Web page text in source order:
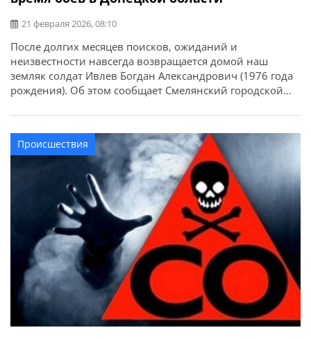
21 февраля 2026, 08:10
После долгих месяцев поисков, ожиданий и
неизвестности навсегда возвращается домой наш
земляк солдат Ивлев Богдан Александрович (1976 года
рождения). Об этом сообщает Смелянский городской
штурмовой роты воинской части Вооруженных Сил
Украины. Его жизнь оборвалась еще 27 декабря 2024
года во время ведения боевых действий в
Волновахском районе Донецкой […]
Происшествия